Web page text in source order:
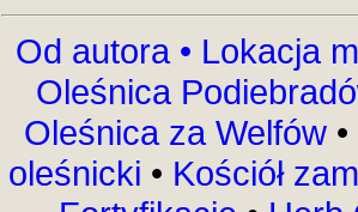
Od autora • Lokacja
Oleśnica
Oleśnica za Welfów•
oleśnicki • Kościół